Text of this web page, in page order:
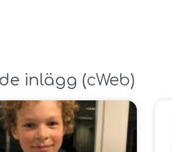
inlägg ​(cWeb)